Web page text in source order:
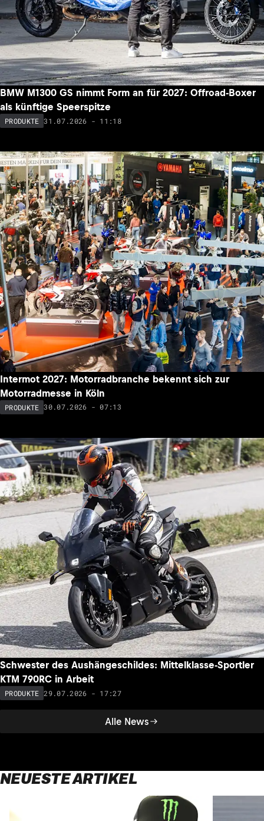
Alle News
BMW M1300 GS nimmt Form an für 2027: Offroad-Boxer
als künftige Speerspitze
PRODUKTE 31.07.2026 - 11:18
Intermot 2027: Motorradbranche bekennt sich zur
Motorradmesse in Köln
PRODUKTE 30.07.2026 - 07:13
Schwester des Aushängeschildes: Mittelklasse-Sportler
KTM 790RC in Arbeit
PRODUKTE 29.07.2026 - 17:27
NEUESTE ARTIKEL